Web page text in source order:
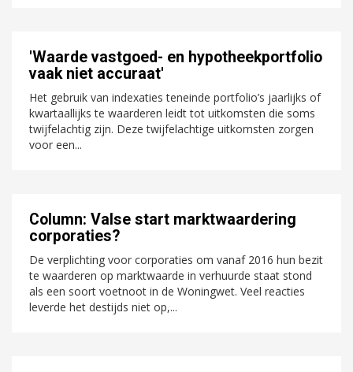
'Waarde vastgoed- en hypotheekportfolio
vaak niet accuraat'
Het gebruik van indexaties teneinde portfolio’s jaarlijks of
kwartaallijks te waarderen leidt tot uitkomsten die soms
twijfelachtig zijn. Deze twijfelachtige uitkomsten zorgen
voor een...
Column: Valse start marktwaardering
corporaties?
De verplichting voor corporaties om vanaf 2016 hun bezit
te waarderen op marktwaarde in verhuurde staat stond
als een soort voetnoot in de Woningwet. Veel reacties
leverde het destijds niet op,...